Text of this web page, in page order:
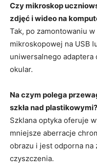
Czy mikroskop
zdjęć i wideo na
Tak, po zamontowaniu
mikroskopowej na USB
uniwersalnego
okular.
Na czym polega
szkła nad plastikowymi?
Szklana optyka oferuje
mniejsze aberracje
obrazu i jest odporna na
czyszczenia.